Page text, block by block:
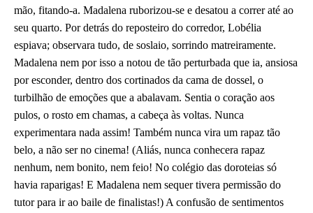
mão, fitando-a. Madalena ruborizou-se e desatou a correr até ao
seu quarto. Por detrás do reposteiro do corredor, Lobélia
espiava; observara tudo, de soslaio, sorrindo matreiramente.
Madalena nem por isso a notou de tão perturbada que ia, ansiosa
por esconder, dentro dos cortinados da cama de dossel, o
turbilhão de emoções que a abalavam. Sentia o coração aos
pulos, o rosto em chamas, a cabeça às voltas. Nunca
experimentara nada assim! Também nunca vira um rapaz tão
belo, a não ser no cinema! (Aliás, nunca conhecera rapaz
nenhum, nem bonito, nem feio! No colégio das doroteias só
havia raparigas! E Madalena nem sequer tivera permissão do
tutor para ir ao baile de finalistas!) A confusão de sentimentos